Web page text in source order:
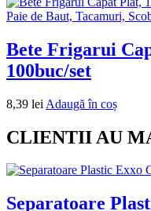
Paie de Baut, Tacamuri,
Bete Frigarui
100buc/set
8,39 lei Adaugă în coș
CLIENTII AU
Separatoare